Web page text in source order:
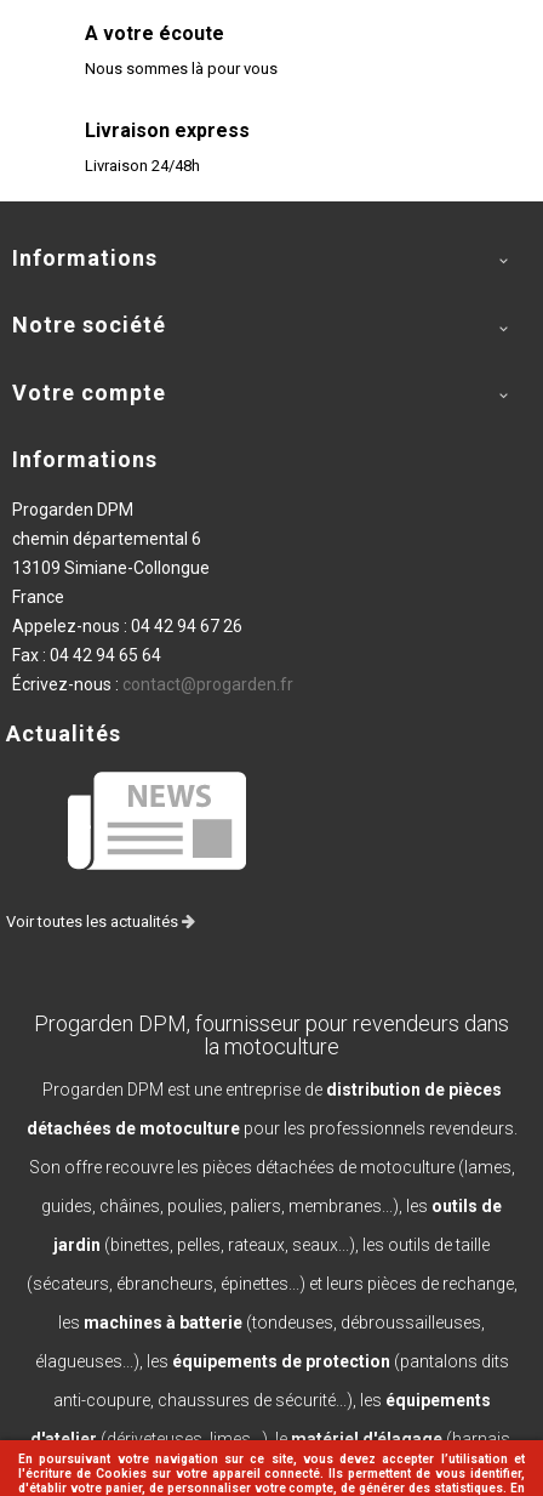
En poursuivant votre navigation sur ce site, vous devez accepter l’utilisation et
l'écriture de Cookies sur votre appareil connecté. Ils permettent de vous identifier,
d'établir votre panier, de personnaliser votre compte, de générer des statistiques. En
A votre écoute
Nous sommes là pour vous
Livraison express
Livraison 24/48h
Informations 
Notre société 
Votre compte 
Informations
Progarden DPM
chemin départemental 6
13109 Simiane-Collongue
France
Appelez-nous : 04 42 94 67 26
Fax : 04 42 94 65 64
Écrivez-nous : contact@progarden.fr
Actualités
Voir toutes les actualités
Progarden DPM, fournisseur pour revendeurs dans
la motoculture
Progarden DPM est une entreprise de distribution de pièces
détachées de motoculturepour les professionnels revendeurs.
Son offre recouvre les pièces détachées de motoculture (lames,
guides, châines, poulies, paliers, membranes...), les outils de
jardin (binettes, pelles, rateaux, seaux...), les outils de taille
(sécateurs, ébrancheurs, épinettes...) et leurs pièces de rechange,
les machines à batterie (tondeuses, débroussailleuses,
élagueuses...), les équipements de protection (pantalons dits
anti-coupure, chaussures de sécurité...), les équipements
d'atelier(dériveteuses, limes...), lematériel d'élagage(harnais,
casques, lanceurs...).